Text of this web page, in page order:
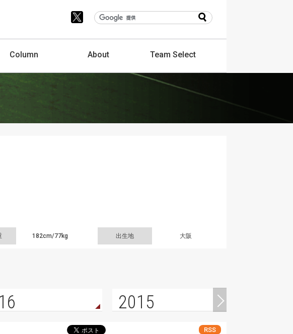
Column About TeamSelect
182cm/77kg 出生地 大阪
2015
RSS